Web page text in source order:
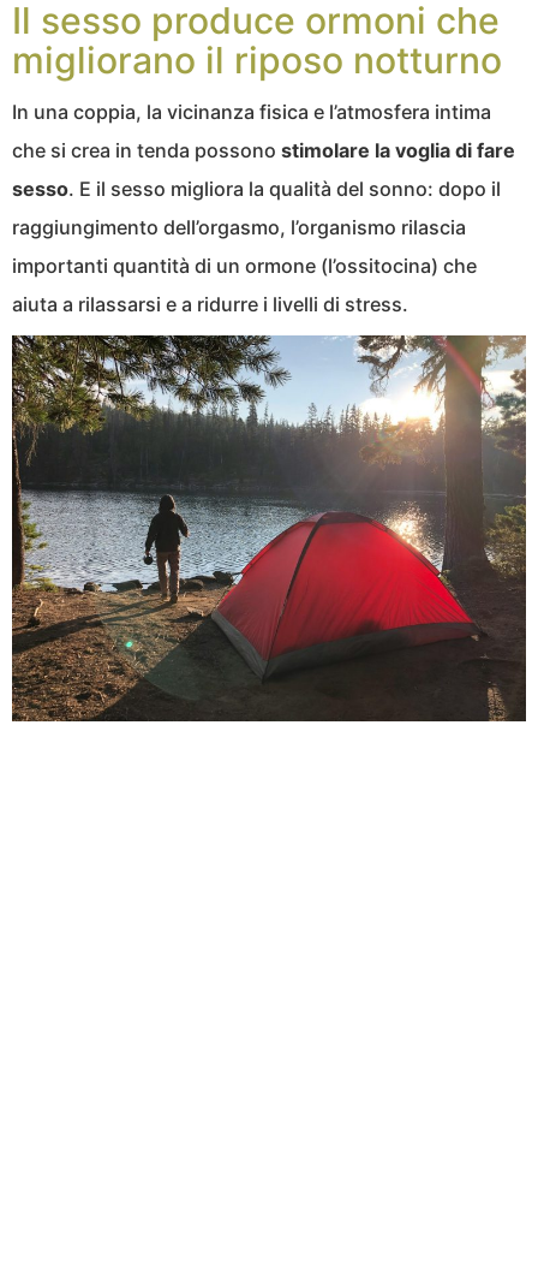
Il sesso produce ormoni che
migliorano il riposo notturno
In una coppia, la vicinanza fisica e l’atmosfera intima
che si crea in tenda possono stimolare la voglia di fare
sesso. E il sesso migliora la qualità del sonno: dopo il
raggiungimento dell’orgasmo, l’organismo rilascia
importanti quantità di un ormone (l’ossitocina) che
aiuta a rilassarsi e a ridurre i livelli di stress.